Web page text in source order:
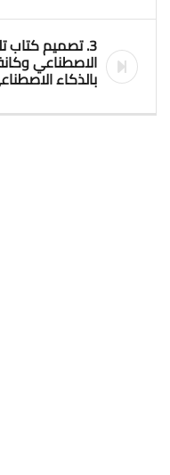
3. تصميم كتاب
الاصطناعي
بالذكاء